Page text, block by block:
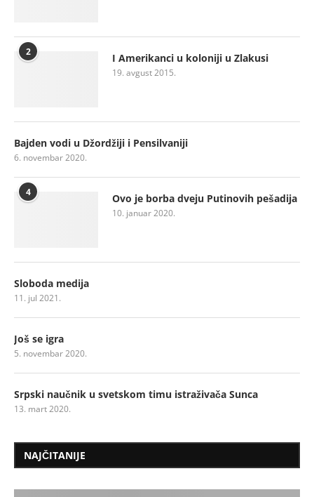
2 I Amerikanci u koloniji u Zlakusi
19. avgust 2015.
Bajden vodi u Džordžiji i Pensilvaniji
6. novembar 2020.
4 Ovo je borba dveju Putinovih pešadija
10. januar 2020.
Sloboda medija
11. jul 2021.
Još se igra
5. novembar 2020.
Srpski naučnik u svetskom timu istraživača Sunca
13. mart 2020.
NAJČITANIJE